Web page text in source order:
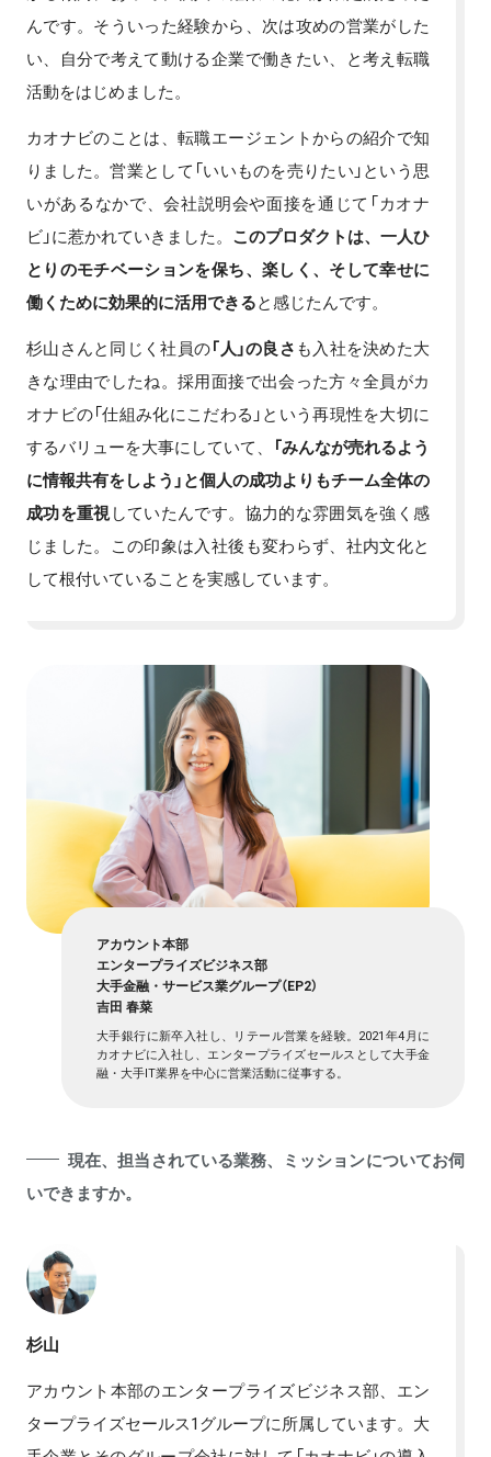
んです。そういった経験から、次は攻めの営業がした
い、自分で考えて動ける企業で働きたい、と考え転職
活動をはじめました。
カオナビのことは、転職エージェントからの紹介で知
りました。営業として「いいものを売りたい」という思
いがあるなかで、会社説明会や面接を通じて「カオナ
ビ」に惹かれていきました。 このプロダクトは、一人ひ
とりのモチベーションを保ち、楽しく、そして幸せに
働くために効果的に活用できると感じたんです。
杉山さんと同じく社員の「人」の良さ も入社を決めた大
きな理由でしたね。採用面接で出会った方々全員がカ
オナビの「仕組み化にこだわる」という再現性を大切に
するバリューを大事にしていて、
「みんなが売れるよう
に情報共有をしよう」と個人の成功よりもチーム全体の
成功を重視していたんです。協力的な雰囲気を強く感
じました。この印象は入社後も変わらず、社内文化と
して根付いていることを実感しています。
アカウント本部
エンタープライズビジネス部
大手金融・サービス業グループ（EP2）
吉田 春菜
大手銀行に新卒入社し、リテール営業を経験。2021年4月に
カオナビに入社し、エンタープライズセールスとして大手金
融・大手IT業界を中心に営業活動に従事する。
現在、担当されている業務、ミッションについてお伺
いできますか。
杉山
アカウント本部のエンタープライズビジネス部、エン
タープライズセールス1グループに所属しています。大